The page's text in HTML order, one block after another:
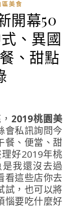
區美食
開幕50
、異國
、甜點
2019桃園美
會私訊詢問今
餐、便當、甜
好2019年桃
我還沒去過
看這些店你去
試，也可以將
惱要吃什麼好